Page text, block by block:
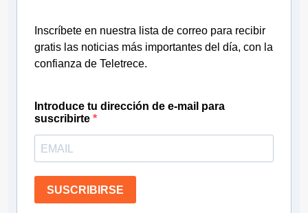
Inscríbete en nuestra lista de correo para recibir
gratis las noticias más importantes del día, con la
confianza de Teletrece.
Introduce tu dirección de e-mail para
suscribirte
SUSCRIBIRSE